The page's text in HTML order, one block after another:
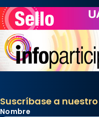
Suscríbase a
Nombre